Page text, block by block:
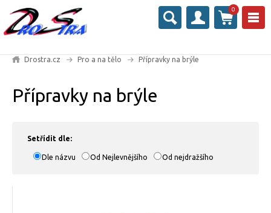
0
Drostra.cz Pro a na tělo Přípravky na brýle
Přípravky na brýle
Setřídit dle:
Dle názvu Od Nejlevnějšího Od nejdražšího